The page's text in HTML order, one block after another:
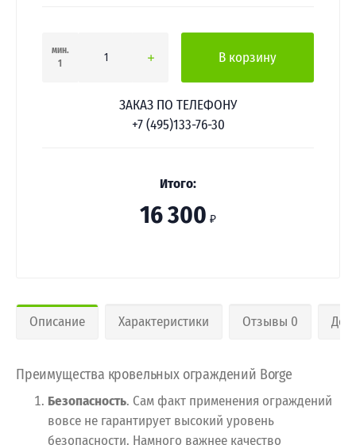
мин.
1
В корзину
ЗАКАЗ ПО ТЕЛЕФОНУ
+7 (495)133-76-30
Итого:
16 300 ₽
Описание Характеристики Отзывы 0
Преимущества кровельных ограждений Borge
Безопасность. Сам факт применения ограждений
вовсе не гарантирует высокий уровень
безопасности. Намного важнее качество